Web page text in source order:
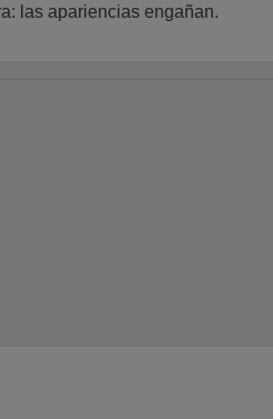
las apariencias engañan.